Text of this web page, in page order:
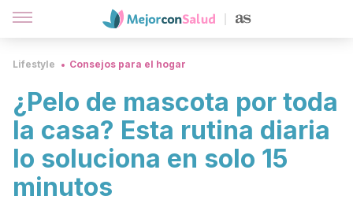
Lifestyle Consejos para el hogar
¿Pelo de mascota por toda
la casa? Esta rutina diaria
lo soluciona en solo 15
minutos